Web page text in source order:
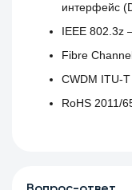
интерфейс
IEEE 802.3z
Fibre
CWDM
RoHS 2011/